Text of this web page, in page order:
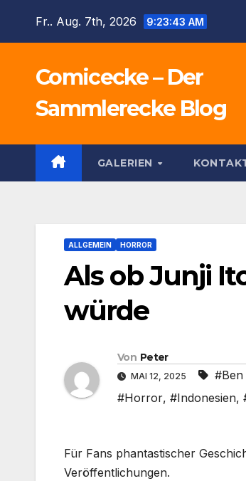
Fr.. Aug. 7th, 2026 9:23:45 AM
Comicecke – Der
Sammlerecke Blog
GALERIEN
ALLGEMEIN HORROR
Als ob Junji
würde
Von Peter
MAI 12, 2025
#Horror, #Indonesien,
Für Fans phantastischer
Veröffentlichungen.